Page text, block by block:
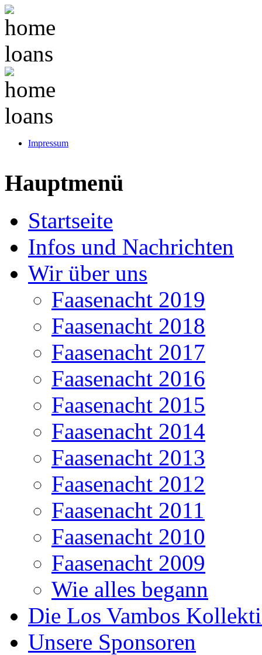
Impressum
Hauptmenü
Startseite
Infos und Nachrichten
Wir über uns
Faasenacht 2019
Faasenacht 2018
Faasenacht 2017
Faasenacht 2016
Faasenacht 2015
Faasenacht 2014
Faasenacht 2013
Faasenacht 2012
Faasenacht 2011
Faasenacht 2010
Faasenacht 2009
Wie alles begann
Die Los Vambos
Unsere Sponsoren